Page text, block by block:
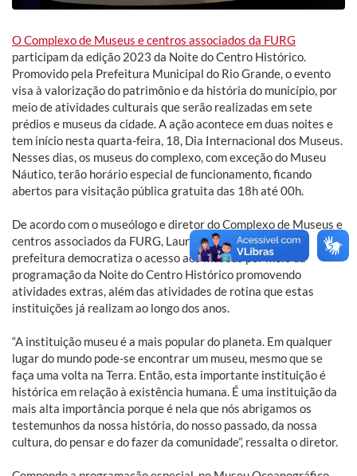
O Complexo de Museus e centros associados da FURG
participam da edição 2023 da Noite do Centro Histórico.
Promovido pela Prefeitura Municipal do Rio Grande, o evento
visa à valorização do patrimônio e da história do município, por
meio de atividades culturais que serão realizadas em sete
prédios e museus da cidade. A ação acontece em duas noites e
tem início nesta quarta-feira, 18, Dia Internacional dos Museus.
Nesses dias, os museus do complexo, com exceção do Museu
Náutico, terão horário especial de funcionamento, ficando
abertos para visitação pública gratuita das 18h até 00h.
De acordo com o museólogo e diretor do Complexo de Museus e
centros associados da FURG, Lauro Barcellos, a ideia da
prefeitura democratiza o acesso aos museus por meio da
programação da Noite do Centro Histórico promovendo
atividades extras, além das atividades de rotina que estas
instituições já realizam ao longo dos anos.
“A instituição museu é a mais popular do planeta. Em qualquer
lugar do mundo pode-se encontrar um museu, mesmo que se
faça uma volta na Terra. Então, esta importante instituição é
histórica em relação à existência humana. É uma instituição da
mais alta importância porque é nela que nós abrigamos os
testemunhos da nossa história, do nosso passado, da nossa
cultura, do pensar e do fazer da comunidade”, ressalta o diretor.